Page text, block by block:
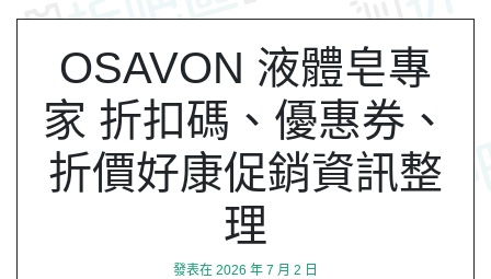
OSAVON 液體皂專
家 折扣碼、優惠券、
折價好康促銷資訊整
理
發表在 2026 年 7 月 2 日